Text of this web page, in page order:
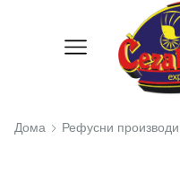
Дома Рефусни производи